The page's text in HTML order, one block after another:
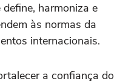
harmoniza e
às normas da
internacionais.
a confiança do